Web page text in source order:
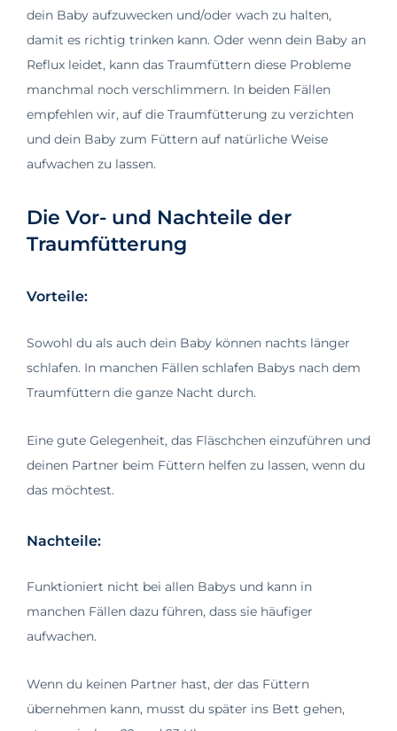
dein Baby aufzuwecken und/oder wach zu halten,
damit es richtig trinken kann. Oder wenn dein Baby an
Reflux leidet, kann das Traumfüttern diese Probleme
manchmal noch verschlimmern. In beiden Fällen
empfehlen wir, auf die Traumfütterung zu verzichten
und dein Baby zum Füttern auf natürliche Weise
aufwachen zu lassen.
Die Vor- und Nachteile der
Traumfütterung
Vorteile:
Sowohl du als auch dein Baby können nachts länger
schlafen. In manchen Fällen schlafen Babys nach dem
Traumfüttern die ganze Nacht durch.
Eine gute Gelegenheit, das Fläschchen einzuführen und
deinen Partner beim Füttern helfen zu lassen, wenn du
das möchtest.
Nachteile:
Funktioniert nicht bei allen Babys und kann in
manchen Fällen dazu führen, dass sie häufiger
aufwachen.
Wenn du keinen Partner hast, der das Füttern
übernehmen kann, musst du später ins Bett gehen,